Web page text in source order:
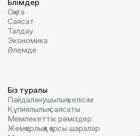
Бөлімдер
Оқиға
Саясат
Талдау
Экономика
Әлемде
Біз туралы
Пайдаланушылық келiciм
Құпиялылық саясаты
Мемлекеттік рәміздер
Жемқорлыққа қарсы шаралар